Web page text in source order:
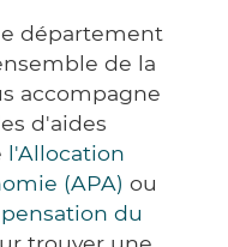
département
de la
accompagne
d'aides
l'Allocation
(APA) ou
du